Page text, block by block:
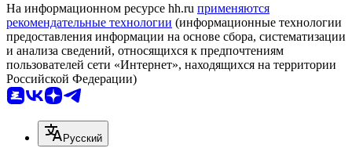
На информационном ресурсе hh.ru применяются
рекомендательные технологии (информационные технологии
предоставления информации на основе сбора, систематизации
и анализа сведений, относящихся к предпочтениям
пользователей сети «Интернет», находящихся на территории
Российской Федерации)
Русский